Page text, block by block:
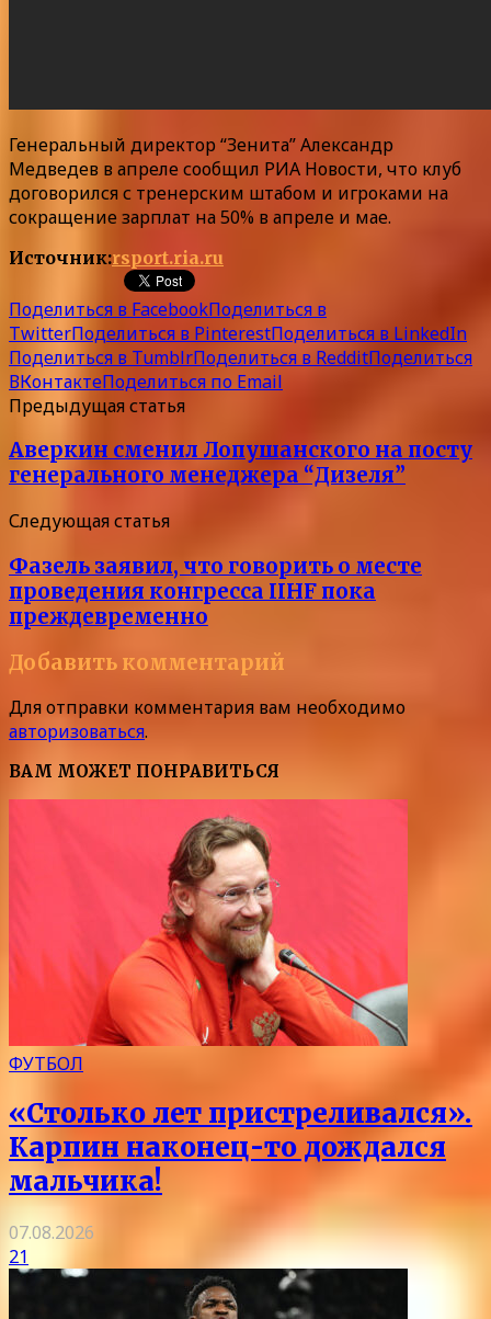
Генеральный директор “Зенита” Александр
Медведев в апреле сообщил РИА Новости, что клуб
договорился с тренерским штабом и игроками на
сокращение зарплат на 50% в апреле и мае.
Источник:rsport.ria.ru
Поделиться в FacebookПоделиться в
TwitterПоделиться в PinterestПоделиться в LinkedIn
Поделиться в TumblrПоделиться в RedditПоделиться
ВКонтактеПоделиться по Email
Предыдущая статья
Аверкин сменил Лопушанского на посту
генерального менеджера “Дизеля”
Следующая статья
Фазель заявил, что говорить о месте
проведения конгресса IIHF пока
преждевременно
Добавить комментарий
Для отправки комментария вам необходимо
авторизоваться.
ВАМ МОЖЕТ ПОНРАВИТЬСЯ
ФУТБОЛ
«Столько лет пристреливался».
Карпин наконец-то дождался
мальчика!
07.08.2026
21